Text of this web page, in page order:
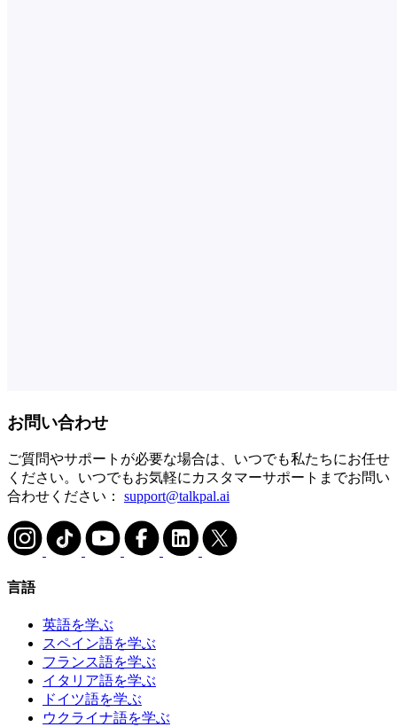
お問い合わせ
ご質問やサポートが必要な場合は、いつでも私たちにお任せ
ください。いつでもお気軽にカスタマーサポートまでお問い
合わせください： support@talkpal.ai
言語
英語を学ぶ
スペイン語を学ぶ
フランス語を学ぶ
イタリア語を学ぶ
ドイツ語を学ぶ
ウクライナ語を学ぶ